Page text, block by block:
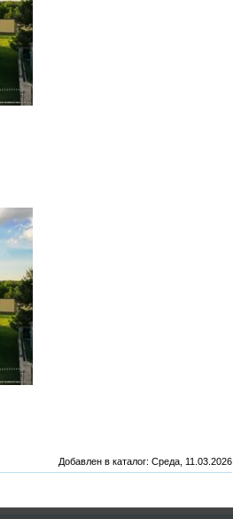
Добавлен в каталог: Среда, 11.03.2026